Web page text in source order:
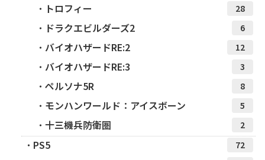
トロフィー 28
ドラクエビルダーズ2 6
バイオハザードRE:2 12
バイオハザードRE:3 3
ペルソナ5R 8
モンハンワールド：アイスボーン 5
十三機兵防衛圏 2
PS5 72